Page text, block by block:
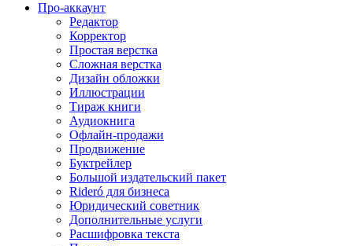
Про-аккаунт
Редактор
Корректор
Простая верстка
Сложная верстка
Дизайн обложки
Иллюстрации
Тираж книги
Аудиокнига
Офлайн-продажи
Продвижение
Буктрейлер
Большой издательский пакет
Rideró для бизнеса
Юридический советник
Дополнительные услуги
Расшифровка текста